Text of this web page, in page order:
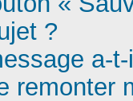
?
a-
remonter